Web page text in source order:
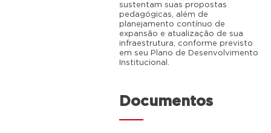
sustentam suas propostas
pedagógicas, além de
planejamento contínuo de
expansão e atualização de sua
infraestrutura, conforme previsto
em seu Plano de Desenvolvimento
Institucional.
Documentos